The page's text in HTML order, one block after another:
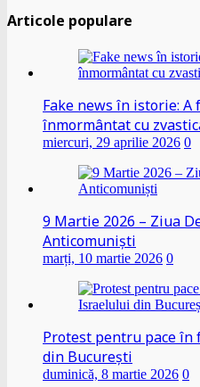
Articole populare
Fake news în istorie: A
înmormântat cu
miercuri, 29 aprilie 2026 0
9 Martie 2026 – Ziua
Anticomuniști
marți, 10 martie 2026 0
Protest pentru pace în
din București
duminică, 8 martie 2026 0